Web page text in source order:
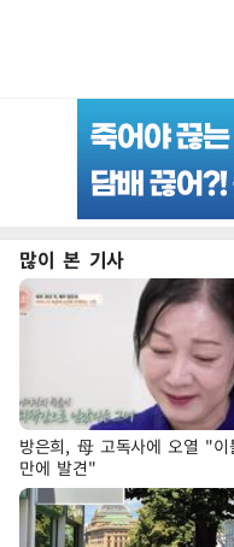
많이 본 기사
방은희, 母 고독사에 오열 "이
만에 발견"